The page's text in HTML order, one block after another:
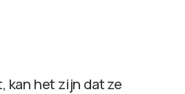
kan het zijn dat ze